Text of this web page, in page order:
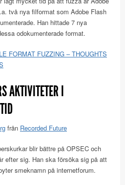
två nya filformat som Adobe Flash
Han hittade 7 nya
odokumenterade format.
FORMAT FUZZING – THOUGHTS
AKTIVITETER I
från Recorded Future
blir bättre på OPSEC och
efter sig. Han ska försöka sig på att
smeknamn på internetforum.